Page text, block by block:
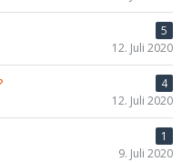
5
12. Juli 2020
4
12. Juli 2020
1
9. Juli 2020